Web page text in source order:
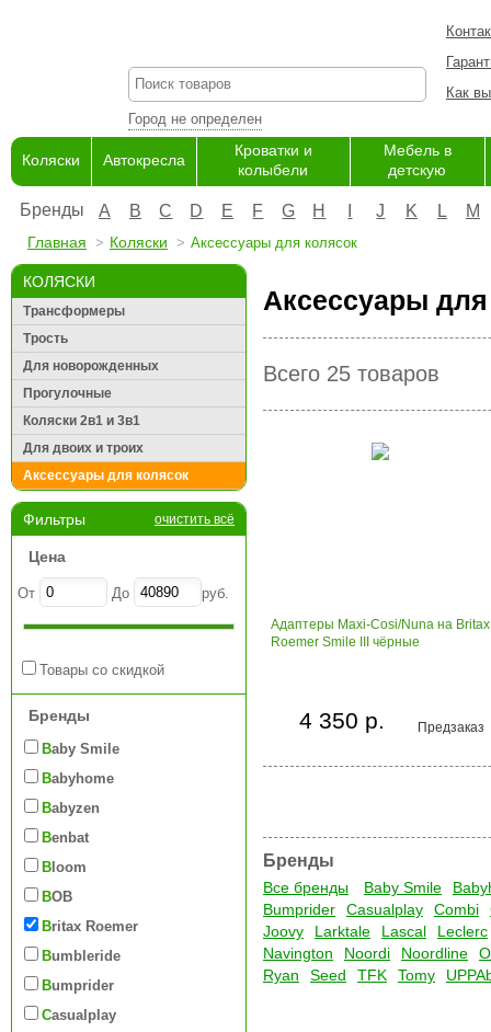
Город не определен
Как
Коляски Автокресла
Кроватки и
колыбели
Мебель в
детскую
Бренды A B C D E F G H J K L M
Главная Коляски Аксессуары для колясок
КОЛЯСКИ
Трансформеры
Трость
Для новорожденных
Прогулочные
Коляски 2в1 и 3в1
Для двоих и троих
Аксессуары для колясок
Фильтры очистить всё
Цена
От До руб.
Товары со скидкой
Бренды
Baby Smile
Babyhome
Babyzen
Benbat
Bloom
BOB
Britax Roemer
Bumbleride
Bumprider
Casualplay
Аксессуары для
Всего 25 товаров
Адаптеры Maxi-Cosi/Nuna на Britax
Roemer Smile III чёрные
Предзаказ
4 350 р.
Бренды
Все бренды Baby Smile
Bumprider
Casualplay Combi
Joovy
Larktale Lascal
Leclerc
Navington
Noordi Noordline
Ryan
Seed TFK Tomy